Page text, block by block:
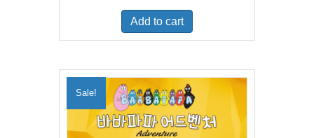
was:
$500.00.
is:
Add to cart
Sale!